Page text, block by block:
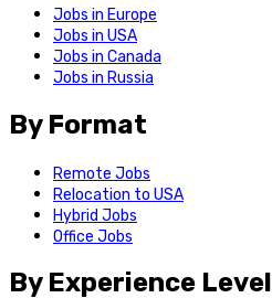
Jobs in Europe
Jobs in USA
Jobs in Canada
Jobs in Russia
By Format
Remote Jobs
Relocation to USA
Hybrid Jobs
Office Jobs
By Experience Level